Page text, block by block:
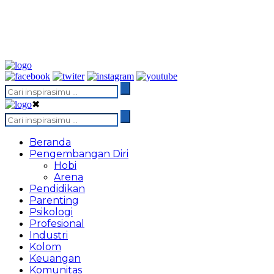
✖
Beranda
Pengembangan Diri
Hobi
Arena
Pendidikan
Parenting
Psikologi
Profesional
Industri
Kolom
Keuangan
Komunitas